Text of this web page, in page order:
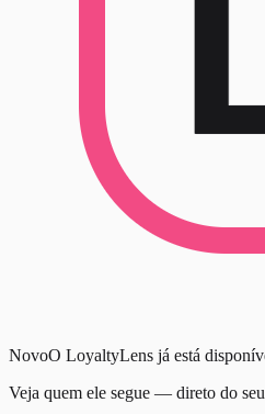
NovoO LoyaltyLens já está
Veja quem ele segue — direto do